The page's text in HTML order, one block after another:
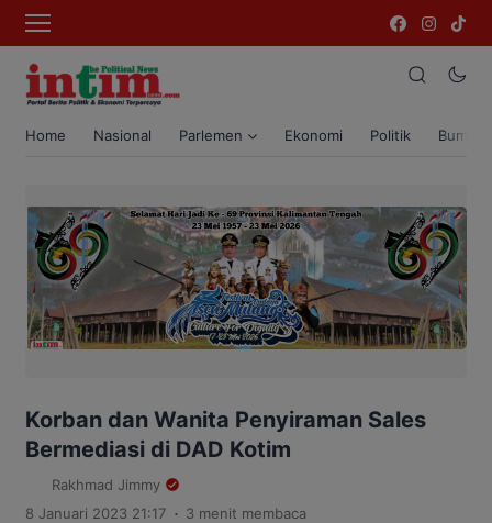
Home Nasional Parlemen Ekonomi Politik Bumi
Korban dan Wanita Penyiraman Sales
Bermediasi di DAD Kotim
Rakhmad Jimmy
8 Januari 2023 21:17 . 3 menit membaca